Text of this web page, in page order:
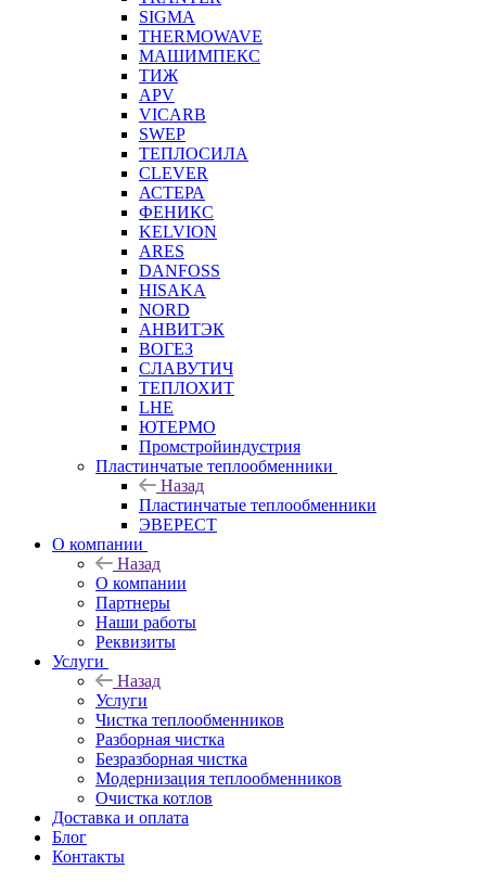
SIGMA
THERMOWAVE
МАШИМПЕКС
ТИЖ
APV
VICARB
SWEP
ТЕПЛОСИЛА
CLEVER
АСТЕРА
ФЕНИКС
KELVION
ARES
DANFOSS
HISAKA
NORD
АНВИТЭК
ВОГЕЗ
СЛАВУТИЧ
ТЕПЛОХИТ
LHE
ЮТЕРМО
Промстройиндустрия
Пластинчатые теплообменники
Назад
Пластинчатые теплообменники
ЭВЕРЕСТ
О компании
Назад
О компании
Партнеры
Наши работы
Реквизиты
Услуги
Назад
Услуги
Чистка теплообменников
Разборная чистка
Безразборная чистка
Модернизация теплообменников
Очистка котлов
Доставка и оплата
Блог
Контакты